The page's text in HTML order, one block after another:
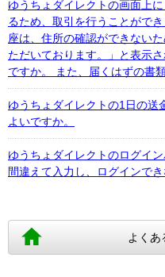
ゆうちょダイレクトの画面上
るため、取引を行うことがで
座は、住所の確認ができない
ただいております。」と表示
ですか。 また、届くはずの書
ゆうちょダイレクトの1日の送
よいですか。
ゆうちょダイレクトのログイ
間違えて入力し、ログインで
よくあ